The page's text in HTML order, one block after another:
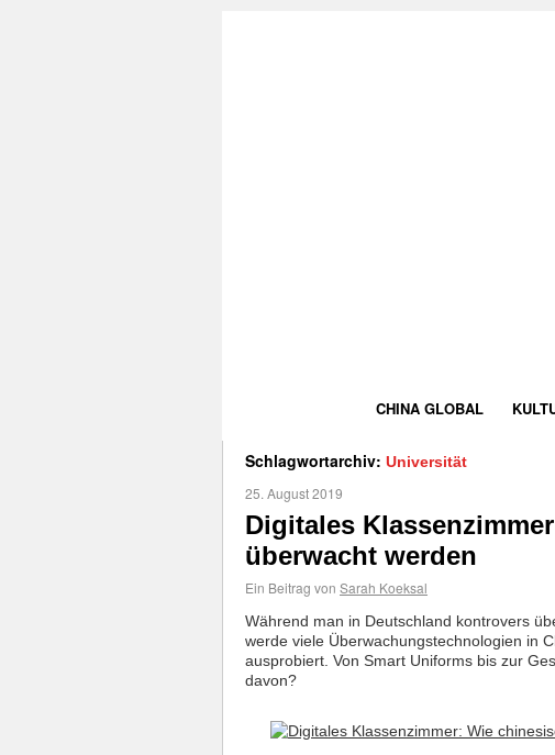
CHINA GLOBAL
Schlagwortarchiv: Universität
25. August 2019
Digitales
überwacht werden
Ein Beitrag von Sarah Koeksal
Während man in Deutschland kontrovers
werde viele Überwachungstechnologien in
ausprobiert. Von Smart Uniforms bis zur
davon?